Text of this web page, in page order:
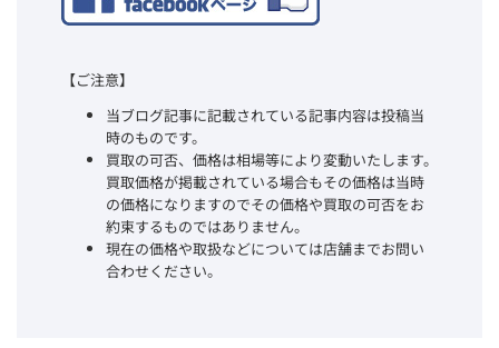
【ご注意】
当ブログ記事に記載されている記事内容は投稿当
時のものです。
買取の可否、価格は相場等により変動いたします。
買取価格が掲載されている場合もその価格は当時
の価格になりますのでその価格や買取の可否をお
約束するものではありません。
現在の価格や取扱などについては店舗までお問い
合わせください。